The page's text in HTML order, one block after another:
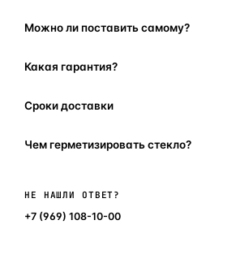
Можно ли поставить самому?
Какая гарантия?
Сроки доставки
Чем герметизировать стекло?
НЕ НАШЛИ ОТВЕТ?
+7 (969) 108-10-00